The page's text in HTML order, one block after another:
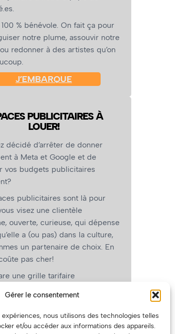
Gérer le consentement
nous utilisons des technologies telles
et/ou accéder aux informations des appareils.
100 % bénévole. On fait ça pour
notre plume, assouvir notre
redonner à des artistes qu’on
J’EMBARQUE
PUBLICITAIRES À
LOUER!
décidé d’arrêter de donner
à Meta et Google et de
vos budgets publicitaires
publicitaires sont là pour
visez une clientèle
ouverte, curieuse, qui dépense
a (ou pas) dans la culture,
un partenaire de choix. En
pas cher!
une grille tarifaire